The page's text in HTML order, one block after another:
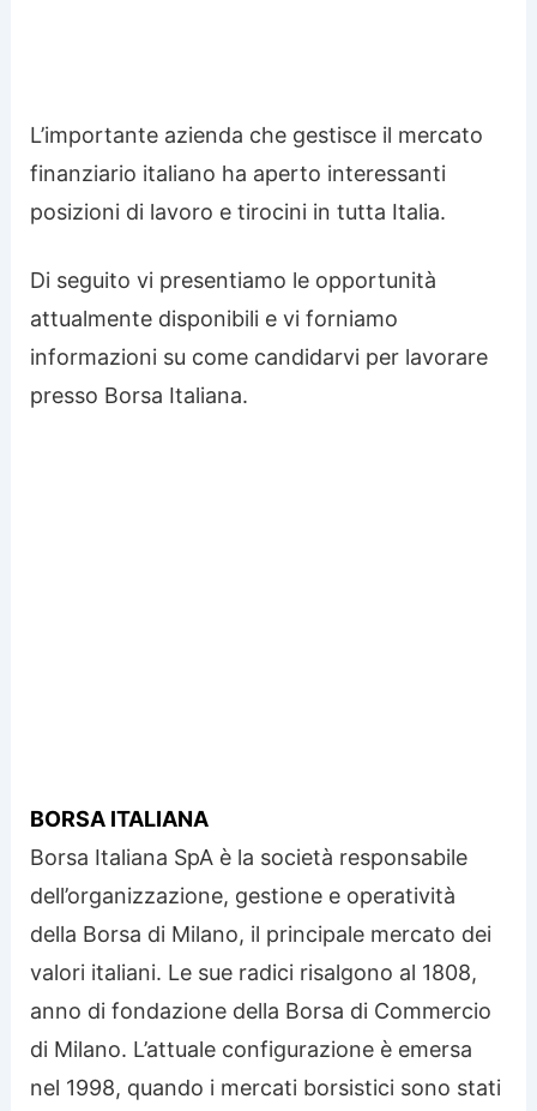
L’importante azienda che gestisce il mercato
finanziario italiano ha aperto interessanti
posizioni di lavoro e tirocini in tutta Italia.
Di seguito vi presentiamo le opportunità
attualmente disponibili e vi forniamo
informazioni su come candidarvi per lavorare
presso Borsa Italiana.
BORSA ITALIANA
Borsa Italiana SpA è la società responsabile
dell’organizzazione, gestione e operatività
della Borsa di Milano, il principale mercato dei
valori italiani. Le sue radici risalgono al 1808,
anno di fondazione della Borsa di Commercio
di Milano. L’attuale configurazione è emersa
nel 1998, quando i mercati borsistici sono stati